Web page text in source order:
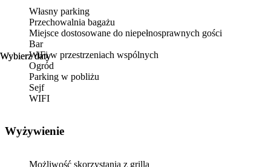
Wybierz daty
Wybierz daty
Własny parking
Przechowalnia bagażu
Miejsce dostosowane do niepełnosprawnych gości
Bar
WiFi w przestrzeniach wspólnych
Ogród
Parking w pobliżu
Sejf
WIFI
Wyżywienie
Możliwość skorzystania z grilla